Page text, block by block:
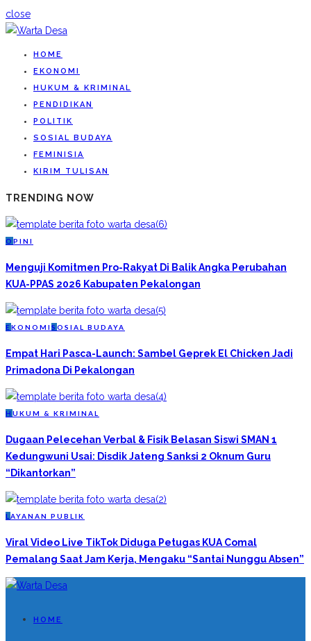
close
HOME
EKONOMI
HUKUM & KRIMINAL
PENDIDIKAN
POLITIK
SOSIAL BUDAYA
FEMINISIA
KIRIM TULISAN
TRENDING NOW
O PINI
Menguji Komitmen Pro-Rakyat Di Balik Angka Perubahan
KUA-PPAS 2026 Kabupaten Pekalongan
EKONOMI S OSIAL BUDAYA
Empat Hari Pasca-Launch: Sambel Geprek El Chicken Jadi
Primadona Di Pekalongan
H UKUM & KRIMINAL
Dugaan Pelecehan Verbal & Fisik Belasan Siswi SMAN 1
Kedungwuni Usai: Disdik Jateng Sanksi 2 Oknum Guru
“Dikantorkan”
L AYANAN PUBLIK
Viral Video Live TikTok Diduga Petugas KUA Comal
Pemalang Saat Jam Kerja, Mengaku “Santai Nunggu Absen”
HOME